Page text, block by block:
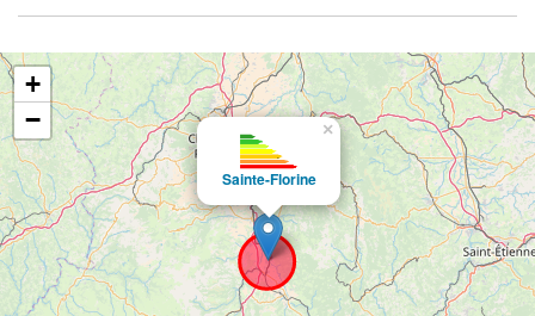
Sainte-Florine
×
+
−